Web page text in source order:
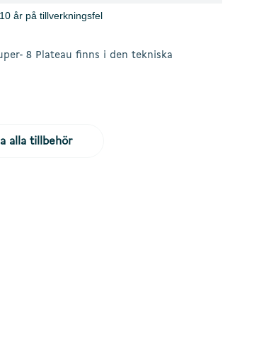
10 år på tillverkningsfel
8 Plateau finns i den tekniska
alla tillbehör